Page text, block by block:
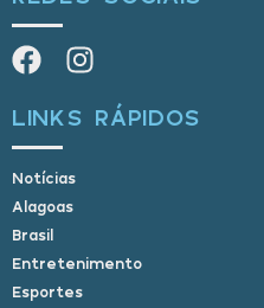
LINKS RÁPIDOS
Notícias
Alagoas
Brasil
Entretenimento
Esportes